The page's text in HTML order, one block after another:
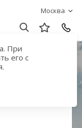
Москва
При
его с
комплекса